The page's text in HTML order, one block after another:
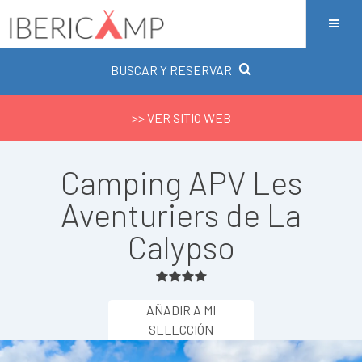
BUSCAR Y RESERVAR
>> VER SITIO WEB
Camping APV Les
Aventuriers de La
Calypso
AÑADIR A MI
SELECCIÓN